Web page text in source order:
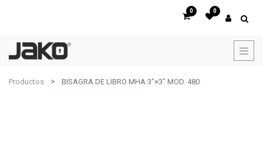
0 0
Productos BISAGRA DE LIBRO MHA 3"×3" MOD. 480